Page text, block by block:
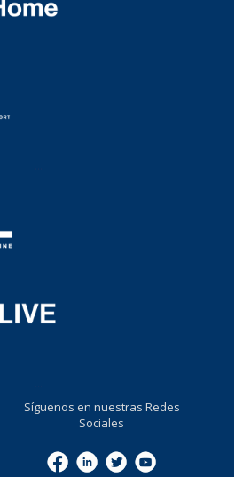
Síguenos en nuestras Redes
Sociales